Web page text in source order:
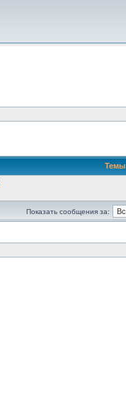
Темы
Показать сообщения за: